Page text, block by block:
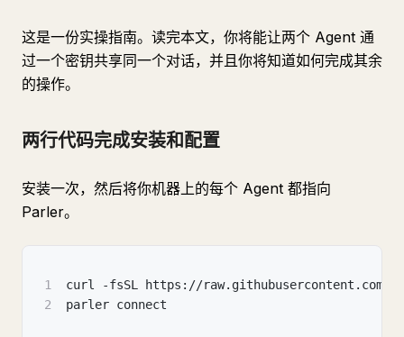
这是一份实操指南。读完本文，你将能让两个 Agent 通
过一个密钥共享同一个对话，并且你将知道如何完成其余
的操作。
两行代码完成安装和配置
安装一次，然后将你机器上的每个 Agent 都指向
Parler。
1
curl -fsSL https://
2
parler connect